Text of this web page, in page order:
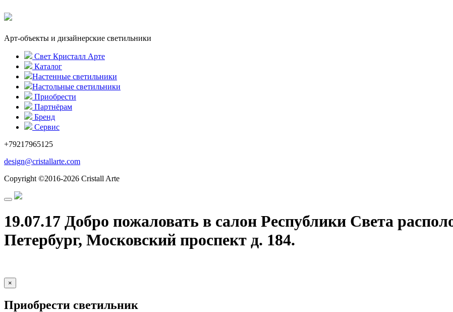
Арт-объекты и дизайнерские светильники
Свет Кристалл Арте
Каталог
Настенные светильники
Настольные светильники
Приобрести
Партнёрам
Бренд
Сервис
+79217965125
design@cristallarte.com
Copyright ©2016-2026 Cristall Arte
19.07.17 Добро пожаловать в салон Республики Света
Петербург, Московский проспект д. 184.
×
Приобрести светильник